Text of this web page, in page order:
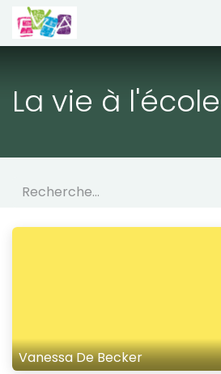
Se rendre au contenu
La vie à l'école
Vanessa De Becker